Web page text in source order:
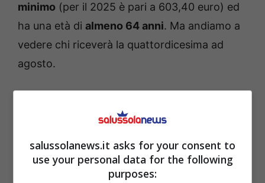
minimo (per il 2025 è pari a 603,40 euro) ed
ha una età di almeno 64 anni. Ma andiamo a
vedere chi riceverà la quattordicesima ad
agosto.
la quattordicesima ad
agosto
Questa cifra viene erogata in condizioni
salussolanews.it asks for your consent to
use your personal data for the following
purposes: